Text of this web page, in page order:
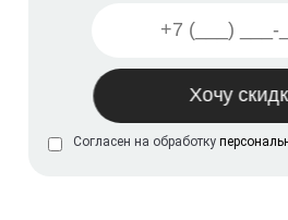
Согласен на обработку